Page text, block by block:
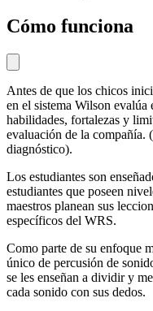
Cómo funciona
Antes de que los chicos
en el sistema Wilson evalúa
habilidades, fortalezas y
evaluación de la compañía.
diagnóstico).
Los estudiantes son
estudiantes que poseen
maestros planean sus
específicos del WRS.
Como parte de su enfoque
único de percusión de
se les enseñan a dividir y
cada sonido con sus dedos.